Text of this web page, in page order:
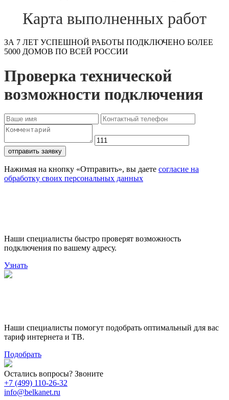
Карта выполненных работ
ЗА 7 ЛЕТ УСПЕШНОЙ РАБОТЫ ПОДКЛЮЧЕНО БОЛЕЕ
5000 ДОМОВ ПО ВСЕЙ РОССИИ
Проверка технической
возможности подключения
отправить заявку
Нажимая на кнопку «Отправить», вы даете согласие на
обработку своих персональных данных
Наши специалисты быстро проверят возможность
подключения по вашему адресу.
Узнать
Наши специалисты помогут подобрать оптимальный для вас
тариф интернета и ТВ.
Подобрать
Остались вопросы? Звоните
+7 (499) 110-26-32
info@belkanet.ru